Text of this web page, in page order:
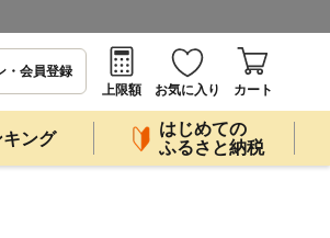
・会員登録
上限額
お気に入り カート
キング
はじめての
ふるさと納税